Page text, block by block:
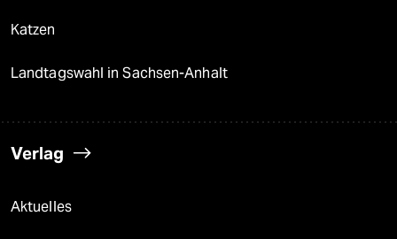
Katzen
Landtagswahl in Sachsen-Anhalt
Verlag
Aktuelles